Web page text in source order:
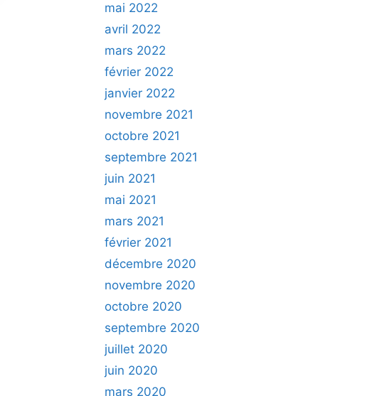
mai 2022
avril 2022
mars 2022
février 2022
janvier 2022
novembre 2021
octobre 2021
septembre 2021
juin 2021
mai 2021
mars 2021
février 2021
décembre 2020
novembre 2020
octobre 2020
septembre 2020
juillet 2020
juin 2020
mars 2020